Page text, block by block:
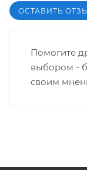
ОСТАВИТЬ
Помогите
выбором -
своим